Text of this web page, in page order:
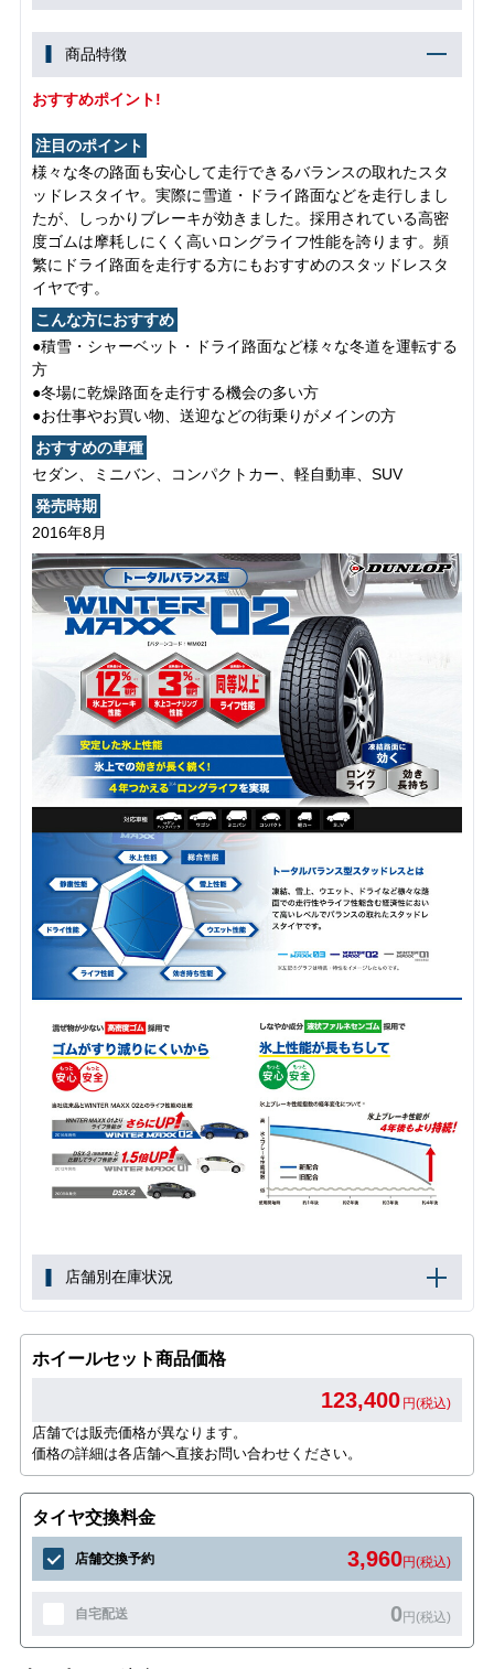
商品特徴
おすすめポイント!
注目のポイント
様々な冬の路面も安心して走行できるバランスの取れたスタ
ッドレスタイヤ。実際に雪道・ドライ路面などを走行しまし
たが、しっかりブレーキが効きました。採用されている高密
度ゴムは摩耗しにくく高いロングライフ性能を誇ります。頻
繁にドライ路面を走行する方にもおすすめのスタッドレスタ
イヤです。
こんな方におすすめ
●積雪・シャーベット・ドライ路面など様々な冬道を運転する
方
●冬場に乾燥路面を走行する機会の多い方
●お仕事やお買い物、送迎などの街乗りがメインの方
おすすめの車種
セダン、ミニバン、コンパクトカー、軽自動車、SUV
発売時期
2016年8月
店舗別在庫状況
ホイールセット商品価格
123,400 円(税込)
店舗では販売価格が異なります。
価格の詳細は各店舗へ直接お問い合わせください。
タイヤ交換料金
店舗交換予約 3,960円(税込)
自宅配送 0円(税込)